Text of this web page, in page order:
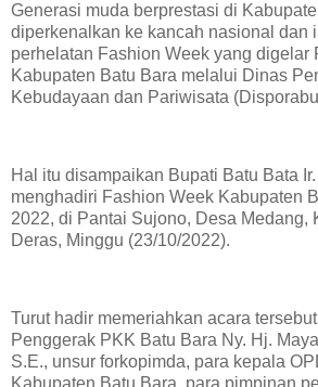
Generasi muda berprestasi di
diperkenalkan ke kancah nasional dan
perhelatan Fashion Week yang digelar
Kabupaten Batu Bara melalui Dinas
Kebudayaan dan Pariwisata
Hal itu disampaikan Bupati Batu Bata
menghadiri Fashion Week Kabupaten
2022, di Pantai Sujono, Desa Medang,
Deras, Minggu (23/10/2022).
Turut hadir memeriahkan acara
Penggerak PKK Batu Bara Ny. Hj.
S.E., unsur forkopimda, para kepala
Kabupaten Batu Bara, para pimpinan